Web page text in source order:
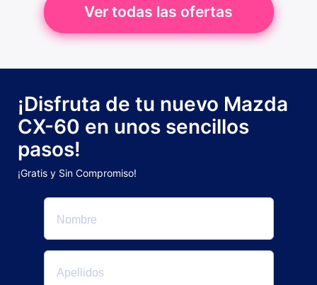
Ver todas las ofertas
¡Disfruta de tu nuevo Mazda
CX-60 en unos sencillos
pasos!
¡Gratis y Sin Compromiso!